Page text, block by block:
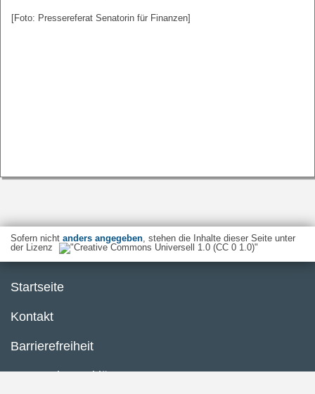
[Foto: Pressereferat Senatorin für Finanzen]
Sofern nicht anders angegeben, stehen die Inhalte dieser Seite unter
der Lizenz
Startseite
Kontakt
Barrierefreiheit
Datenschutzerklärung